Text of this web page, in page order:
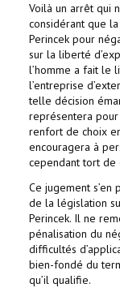
🔔 ELECTIONS
EGLISE
LE CENTRE
CONTACT
Voilà un arrêt qui
considérant que
Perincek pour
sur la liberté
l’homme a fait le
l’entreprise
telle décision
représentera pour
renfort de choix
encouragera à
cependant tort
Ce jugement
de la législation
Perincek. Il ne
pénalisation du
difficultés
bien-fondé du
qu’il qualifie.